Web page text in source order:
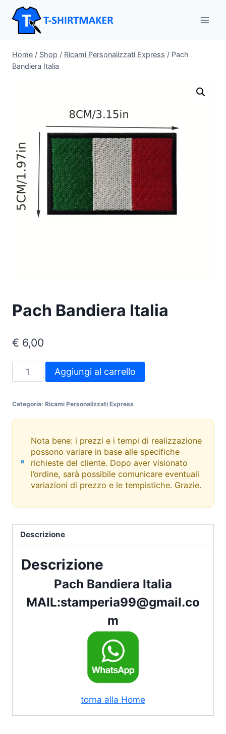
Salta
contenuto
Home / Shop / Ricami Personalizzati Express / Pach
Bandiera Italia
Pach Bandiera Italia
€ 6,00
Pach
Bandiera
quantità
Aggiungi al carrello
Categoria: Ricami Personalizzati Express
Nota bene: i prezzi e i tempi di realizzazione
possono variare in base alle specifiche
richieste del cliente. Dopo aver visionato
l’ordine, sarà possibile comunicare eventuali
variazioni di prezzo e le tempistiche. Grazie.
Descrizione
Descrizione
Pach Bandiera Italia
MAIL:stamperia99@gmail.co
m
torna alla Home